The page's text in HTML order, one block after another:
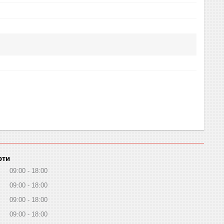
09:00
18:00
09:00
18:00
09:00
18:00
09:00 18:00